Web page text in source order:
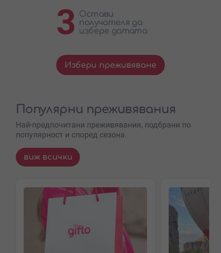
3 Остави
получателя да
избере датата
Избери преживяване
Популярни преживявания
Най-предпочитани преживявания, подбрани по
популярност и според сезона.
виж всички